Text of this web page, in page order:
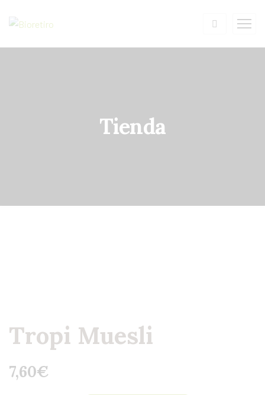
Tienda
Tropi Muesli
7,60€